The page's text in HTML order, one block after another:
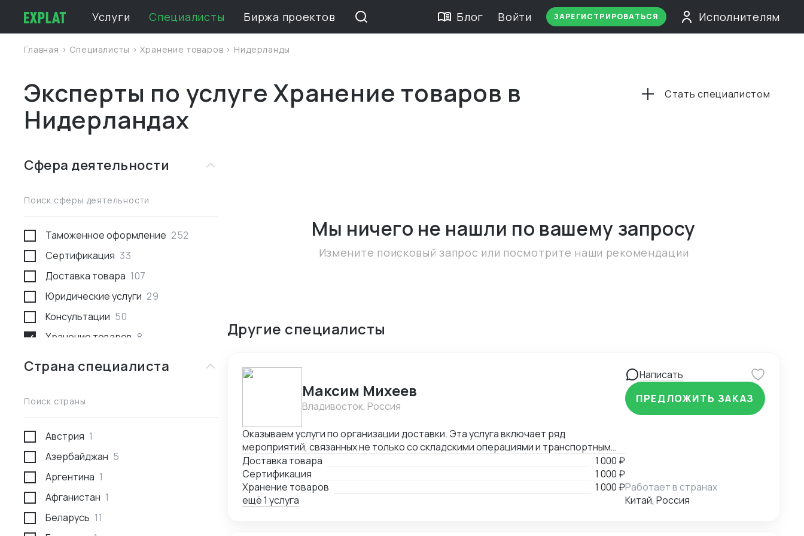
Услуги Специалисты Биржа проектов Блог Войти ЗАРЕГИСТРИРОВАТЬСЯ Исполнителям
Главная > Специалисты >Хранение товаров > Нидерланды
Эксперты по услуге Хранение товаров в
Нидерландах
Стать специалистом
Сфера деятельности
Поиск сферы деятельности
Таможенное оформление 252
Сертификация 33
Доставка товара 107
Юридические услуги 29
Консультации 50
Хранение товаров 8
Проведение переговоров
Сотрудники за границей 9
Разработка и производство
Проверка поставщика
Участие в выставках
Анализ рынка
Консалтинг по интеллектуальной
собственности
Страна специалиста
Поиск страны
Австрия 1
Азербайджан 5
Аргентина 1
Афганистан 1
Беларусь 11
Мы ничего не нашли по вашему запросу
Измените поисковый запрос или посмотрите наши рекомендации
Другие специалисты
Максим Михеев
Владивосток, Россия
Оказываем услуги по организации доставки. Эта услуга включает ряд
мероприятий, связанных не только со складскими операциями и транспортным
сопровождением. В нее также входит таможенное оформление, помощь в
заполнении необходимой сопроводительной и разрешительной документации.
Доставка товара
1 000 ₽
Сертификация
1 000 ₽
Хранение товаров
1 000 ₽
ещё 1 услуга
Написать
ПРЕДЛОЖИТЬ ЗАКАЗ
Работает в странах
Китай, Россия